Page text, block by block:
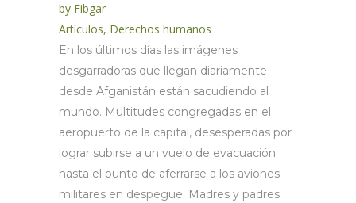
by Fibgar
Artículos, Derechos humanos
En los últimos días las imágenes
desgarradoras que llegan diariamente
desde Afganistán están sacudiendo al
mundo. Multitudes congregadas en el
aeropuerto de la capital, desesperadas por
lograr subirse a un vuelo de evacuación
hasta el punto de aferrarse a los aviones
militares en despegue. Madres y padres